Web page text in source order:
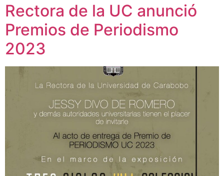
Rectora de la UC anunció
Premios de Periodismo
2023